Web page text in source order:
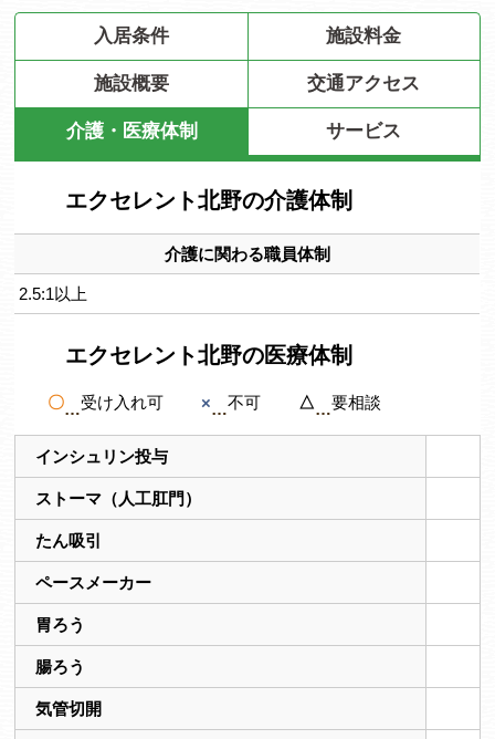
入居条件 施設料金
施設概要 交通アクセス
介護・医療体制 サービス
エクセレント北野の介護体制
介護に関わる職員体制
2.5:1以上
エクセレント北野の医療体制
〇 受け入れ可 × 不可 △ 要相談
インシュリン投与
ストーマ（人工肛門）
たん吸引
ペースメーカー
胃ろう
腸ろう
気管切開